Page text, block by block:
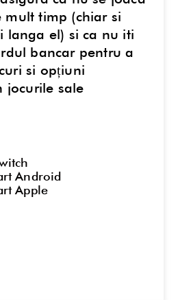
mult timp (chiar si
langa el) si ca nu iti
bancar pentru a
si opțiuni
jocurile sale
Android
Apple